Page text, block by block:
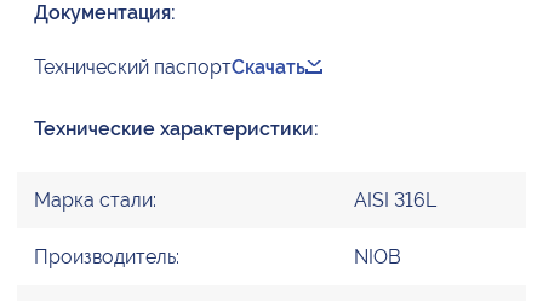
Документация:
Технический паспортСкачать
Технические характеристики:
Марка стали: AISI 316L
Производитель: NIOB